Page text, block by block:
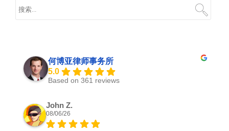
何博亚律师事务所
5.0
Based on 361 reviews
John Z.
08/06/26